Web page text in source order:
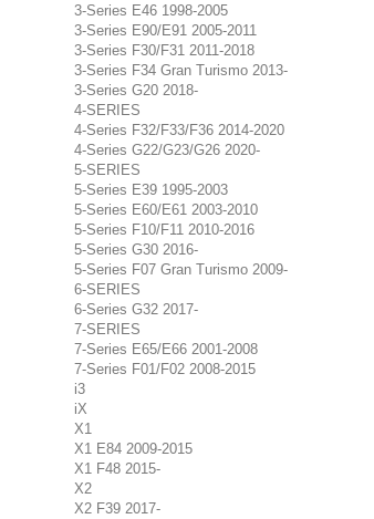
3-Series E46 1998-2005
3-Series E90/E91 2005-2011
3-Series F30/F31 2011-2018
3-Series F34 Gran Turismo 2013-
3-Series G20 2018-
4-SERIES
4-Series F32/F33/F36 2014-2020
4-Series G22/G23/G26 2020-
5-SERIES
5-Series E39 1995-2003
5-Series E60/E61 2003-2010
5-Series F10/F11 2010-2016
5-Series G30 2016-
5-Series F07 Gran Turismo 2009-
6-SERIES
6-Series G32 2017-
7-SERIES
7-Series E65/E66 2001-2008
7-Series F01/F02 2008-2015
i3
iX
X1
X1 E84 2009-2015
X1 F48 2015-
X2
X2 F39 2017-